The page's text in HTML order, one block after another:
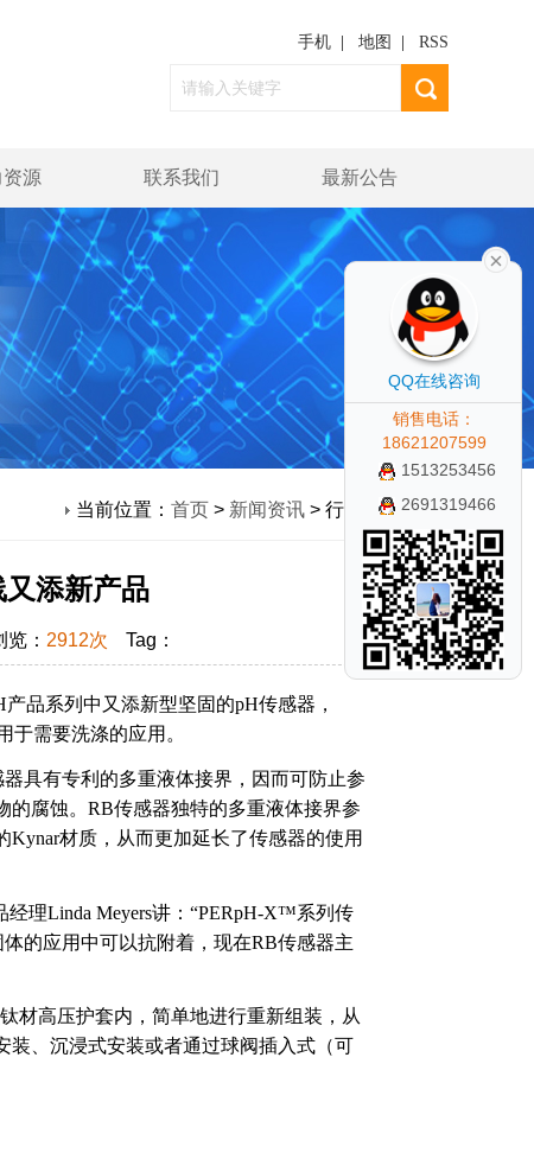
手机 地图 RSS
资源 联系我们 最新公告
当前位置： 首页 > 新闻资讯 > 行业新闻
添新产品
览： 2912次 Tag：
品系列中又添新型坚固的pH传感器，
于需要洗涤的应用。
具有专利的多重液体接界，因而可防止参
的腐蚀。RB传感器独特的多重液体接界参
材质，从而更加延长了传感器的使用
理Linda Meyers讲：“PERpH-X™系列传
的应用中可以抗附着，现在RB传感器主
材高压护套内，简单地进行重新组装，从
装、沉浸式安装或者通过球阀插入式（可
QQ在线咨询
销售电话：
18621207599
1513253456
2691319466